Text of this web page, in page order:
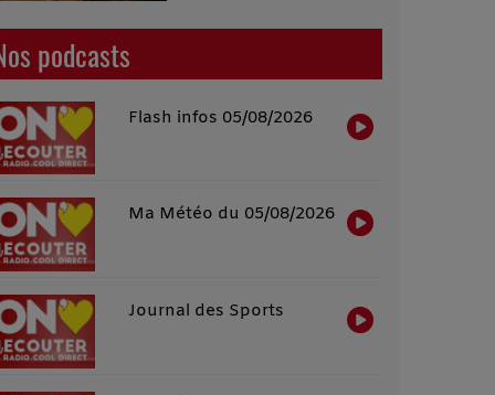
podcasts
Flash infos 05/08/2026
Ma Météo du 05/08/2026
Journal des Sports